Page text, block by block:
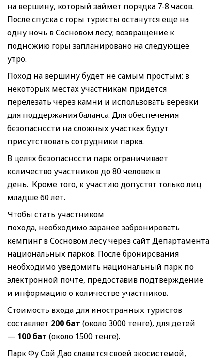
на вершину, который займет порядка 7-8 часов.
После спуска с горы туристы останутся еще на
одну ночь в Сосновом лесу; возвращение к
подножию горы запланировано на следующее
утро.
Поход на вершину будет не самым простым: в
некоторых местах участникам придется
перелезать через камни и использовать веревки
для поддержания баланса. Для обеспечения
безопасности на сложных участках будут
присутствовать сотрудники парка.
В целях безопасности парк ограничивает
количество участников до 80 человек в
день. Кроме того, к участию допустят только лиц
младше 60 лет.
Чтобы стать участником
похода, необходимо заранее забронировать
кемпинг в Сосновом лесу через сайт Департамента
национальных парков. После бронирования
необходимо уведомить национальный парк по
электронной почте, предоставив подтверждение
и информацию о количестве участников.
Стоимость входа для иностранных туристов
составляет 200 бат (около 3000 тенге), для детей
— 100 бат (около 1500 тенге).
Парк Фу Сой Дао славится своей экосистемой,